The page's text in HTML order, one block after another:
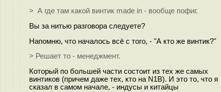
> А где там какой винтик made in - вообще пофиг.
Вы за нитью разговора следуете?
Напомню, что началось всё с того, - "А кто же винтик?"
> Решает то - менеджмент.
Который по большей части состоит из тех же самых
винтиков (причем даже тех, кто на N1B). И это то, что я
сказал в самом начале, - индусы и китайцы